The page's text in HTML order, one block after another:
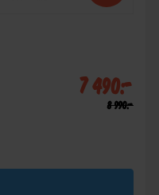
7 490:-
8 990:-